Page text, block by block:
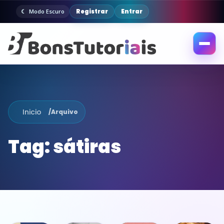
Modo Escuro Registrar Entrar
Abrir
Inicio /Arquivo
Tag:sátiras